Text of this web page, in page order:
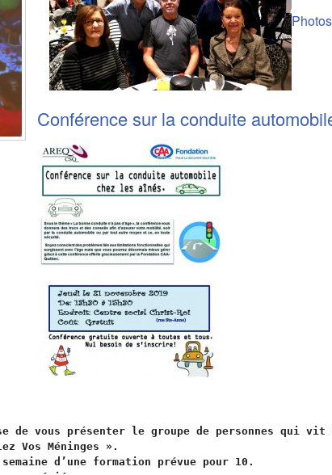
Conférence sur la conduite
de vous présenter le groupe de personnes qui
Vos Méninges ».
d’une formation prévue pour 10.